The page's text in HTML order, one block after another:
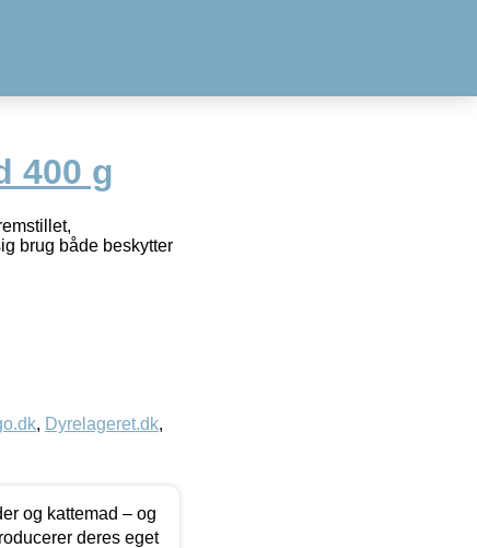
400 g
brug både beskytter
, Dyrelageret.dk,
og kattemad – og
deres eget